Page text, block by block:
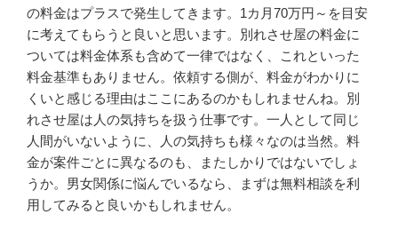
の料金はプラスで発生してきます。1カ月70万円～を目安
に考えてもらうと良いと思います。別れさせ屋の料金に
ついては料金体系も含めて一律ではなく、これといった
料金基準もありません。依頼する側が、料金がわかりに
くいと感じる理由はここにあるのかもしれませんね。別
れさせ屋は人の気持ちを扱う仕事です。一人として同じ
人間がいないように、人の気持ちも様々なのは当然。料
金が案件ごとに異なるのも、またしかりではないでしょ
うか。男女関係に悩んでいるなら、まずは無料相談を利
用してみると良いかもしれません。